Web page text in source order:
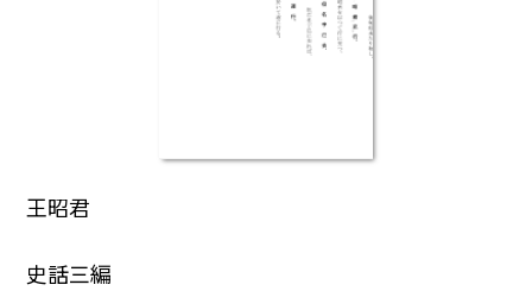
王昭君
史話三編